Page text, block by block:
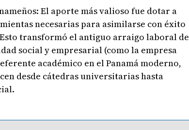
El aporte más valioso fue dotar a
necesarias para asimilarse con éxito
transformó el antiguo arraigo laboral de
social y empresarial (como la empresa
académico en el Panamá moderno,
desde cátedras universitarias hasta